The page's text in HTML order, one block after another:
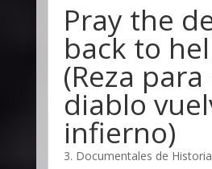
Pray the
back to
(Reza
diablo
infierno)
3. Documentales de Historia